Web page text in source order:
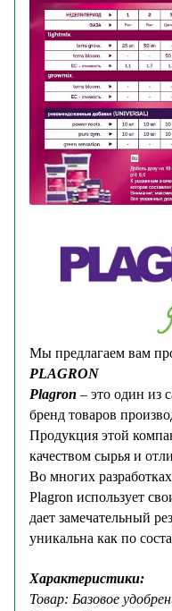
Мы предлагаем вам
PLAGRON
Plagron – это один из
бренд товаров
Продукция этой
качеством сырья и
Во многих
Plagron использует
дает замечательный
уникальна как по
Характеристики:
Товар: Базовое